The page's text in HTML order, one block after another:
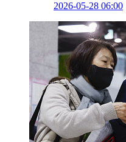
2026-05-28 06:00